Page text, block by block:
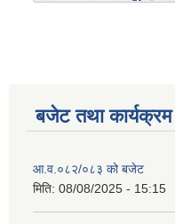
बजेट तथा कार्यक्रम
आ.व.०८२/०८३ को बजेट
मिति: 08/08/2025 - 15:15